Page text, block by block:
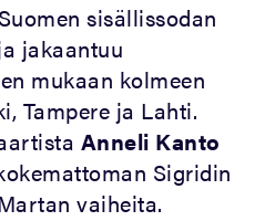
sisällissodan
jakaantuu
mukaan kolmeen
Tampere ja Lahti.
Anneli Kanto
Sigridin
vaiheita.